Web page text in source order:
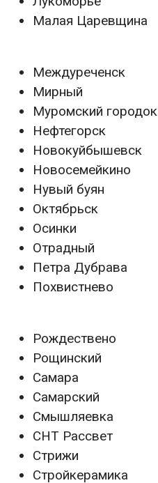
Малая Царевщина
Междуреченск
Мирный
Муромский городок
Нефтегорск
Новокуйбышевск
Новосемейкино
Нувый буян
Октябрьск
Осинки
Отрадный
Петра Дубрава
Похвистнево
Рождествено
Рощинский
Самара
Самарский
Смышляевка
СНТ Рассвет
Стрижи
Стройкерамика